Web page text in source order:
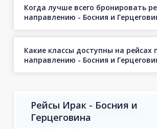
Когда лучше всего бронировать
направлению - Босния и
Какие классы доступны на рейсах
направлению - Босния и
Рейсы Ирак - Босния и
Герцеговина